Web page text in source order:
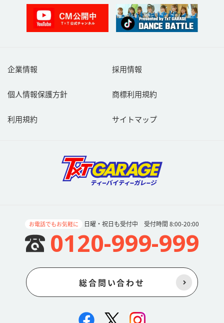
クチコミの訂正又は削除ができるものとします。また、当社は当該
ご利用者に対して、本サービスの利用ができないよう措置をとるこ
とができるものとします。
容の国内外における著作権法上のすべての権利（著作権法第２７
条、第２８条の権利を含むものとします。以下同じ。）を、ご利用
じ）に対して無償で利用することを許諾したものとします。
ものとします。
01投稿内容について、投稿したご利用者が著作権法上のすべての権
02ご利用者が第三者の著作物等を利用して投稿する場合には、ご利
用者の責任と負担において、第三者の許諾等必要な権利処理がなさ
れていることを当社に対して保証していただきます。なお当該権利
処理には、ご利用者から当社に対する利用許諾、当社から第三者に
稿した内容を、当社のウェブサイト内や当該第三者が運営するウェ
ブサイトへのコンテンツ提供その他の様々な方法で利用する場合が
ございます。また、ご利用者は、本条項に具体的に記載された場合
込み内容を利用する場合には、著作権法上の著作者人格権（公表
権・氏名表示権・同一性保持権）を行使しないものとします。
04当社または当社から再利用許諾を受けた第三者が、ご利用者が投
稿した内容を利用する場合には、地域制限その他付随条件を付けな
が存続する限り継続するものとし、著作権使用料、ロイヤリティ等
お電話でもお気軽に 日曜・祝日も受付中 受付時間 8:00-20:00
0120-999-999
総合問い合わせ
企業情報 採用情報
個人情報保護方針 商標利用規約
利用規約 サイトマップ